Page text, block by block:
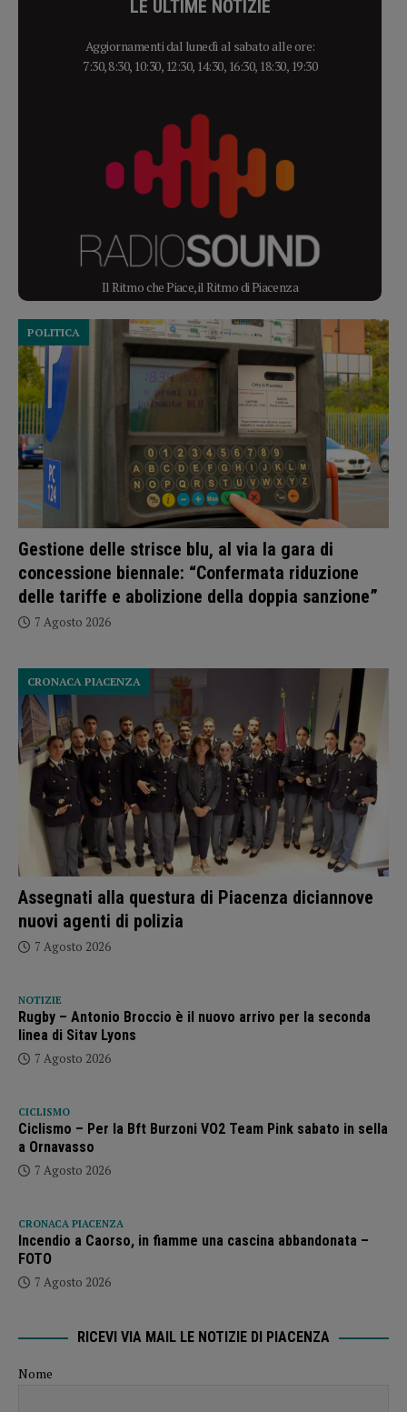
LE ULTIME NOTIZIE
Aggiornamenti dal lunedì al sabato alle ore:
7:30, 8:30, 10:30, 12:30, 14:30, 16:30, 18:30, 19:30
Il Ritmo che Piace, il Ritmo di Piacenza
Gestione delle strisce blu, al via la gara di
concessione biennale: “Confermata riduzione
delle tariffe e abolizione della doppia sanzione”
POLITICA
7 Agosto 2026
Assegnati alla questura di Piacenza diciannove
nuovi agenti di polizia
CRONACA PIACENZA
7 Agosto 2026
NOTIZIE
Rugby – Antonio Broccio è il nuovo arrivo per la seconda
linea di Sitav Lyons
7 Agosto 2026
CICLISMO
Ciclismo – Per la Bft Burzoni VO2 Team Pink sabato in sella
a Ornavasso
7 Agosto 2026
CRONACA PIACENZA
Incendio a Caorso, in fiamme una cascina abbandonata –
FOTO
7 Agosto 2026
RICEVI VIA MAIL LE NOTIZIE DI PIACENZA
Nome